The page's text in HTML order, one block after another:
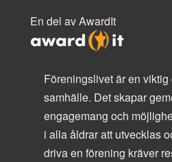
En del av AwardIt
Föreningslivet är en viktig
samhälle. Det skapar
engagemang och
i alla åldrar att utvecklas
driva en förening kräver